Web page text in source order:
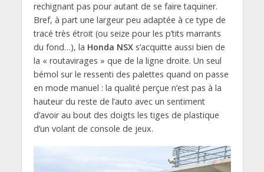
rechignant pas pour autant de se faire taquiner.
Bref, à part une largeur peu adaptée à ce type de
tracé très étroit (ou seize pour les p’tits marrants
du fond…), la Honda NSXs’acquitte aussi bien de
la « routavirages » que de la ligne droite. Un seul
bémol sur le ressenti des palettes quand on passe
en mode manuel : la qualité perçue n’est pas à la
hauteur du reste de l’auto avec un sentiment
d’avoir au bout des doigts les tiges de plastique
d’un volant de console de jeux.